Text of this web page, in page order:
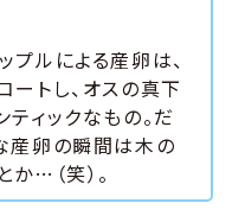
ルによる産卵は、
トし、オスの真下
ィックなもの。だ
産卵の瞬間は木の
…（笑）。